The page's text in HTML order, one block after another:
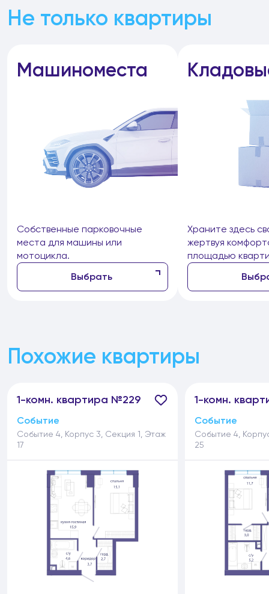
Не только квартиры
Машиноместа
Собственные парковочные
места для машины или
мотоцикла.
Выбрать
Храните здесь
жертвуя
площадью
Похожие квартиры
1-комн. квартира №229
Событие
Событие 4, Корпус 3, Секция 1, Этаж
17
1-комн.
Событие
Событие 4,
25